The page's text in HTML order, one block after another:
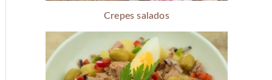
Crepes salados